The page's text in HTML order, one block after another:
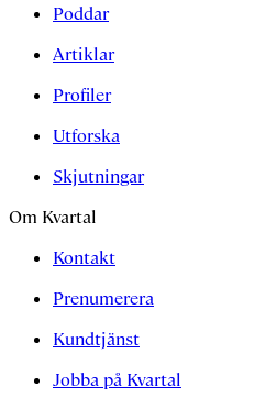
Poddar
Artiklar
Profiler
Utforska
Skjutningar
Om Kvartal
Kontakt
Prenumerera
Kundtjänst
Jobba på Kvartal